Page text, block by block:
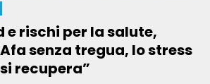
e rischi per la salute,
senza tregua, lo stress
recupera”